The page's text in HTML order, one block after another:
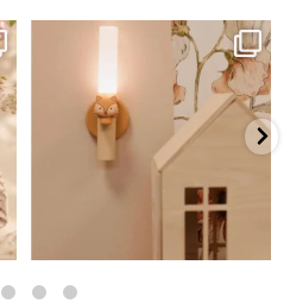
גם פריט עיצובי לחדר, גם מנורת לילה
...
3 0